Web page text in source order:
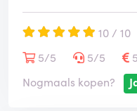
10 / 10
5/5
5/5
Nogmaals kopen?